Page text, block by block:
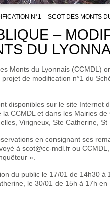
N°1 – SCOT DES MONTS
–
DU
Monts du Lyonnais (CCMDL)
de modification n°1 du
disponibles sur le site Internet
CCMDL et dans les Mairies
Virigneux, Ste Catherine,
en consignant ses
à scot@cc-mdl.fr ou
».
du public le 17/01 de 14h30
le 30/01 de 15h à 17h